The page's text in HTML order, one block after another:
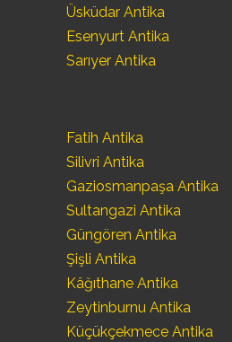
Üsküdar Antika
Esenyurt Antika
Sarıyer Antika
Fatih Antika
Silivri Antika
Gaziosmanpaşa Antika
Sultangazi Antika
Güngören Antika
Şişli Antika
Kâğıthane Antika
Zeytinburnu Antika
Küçükçekmece Antika